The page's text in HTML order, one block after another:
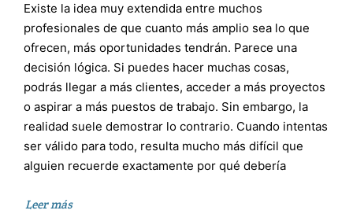
Existe la idea muy extendida entre muchos
profesionales de que cuanto más amplio sea lo que
ofrecen, más oportunidades tendrán. Parece una
decisión lógica. Si puedes hacer muchas cosas,
podrás llegar a más clientes, acceder a más proyectos
o aspirar a más puestos de trabajo. Sin embargo, la
realidad suele demostrar lo contrario. Cuando intentas
ser válido para todo, resulta mucho más difícil que
alguien recuerde exactamente por qué debería
Leer más